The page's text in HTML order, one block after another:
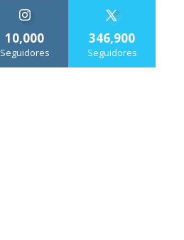
10,000
Seguidores
346,900
Seguidores